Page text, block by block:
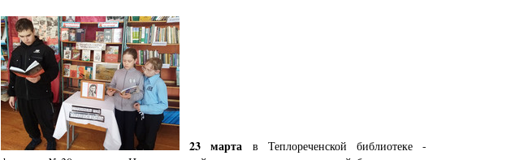
23 марта в Теплореченской библиотеке -